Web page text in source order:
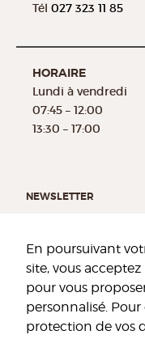
En poursuivant
site, vous
pour vous
personnalisé. Pour
protection de vos
Tél 027 323 11 85
HORAIRE
Lundi à vendredi
07:45 – 12:00
13:30 – 17:00
NEWSLETTER
Afin de toujours rester